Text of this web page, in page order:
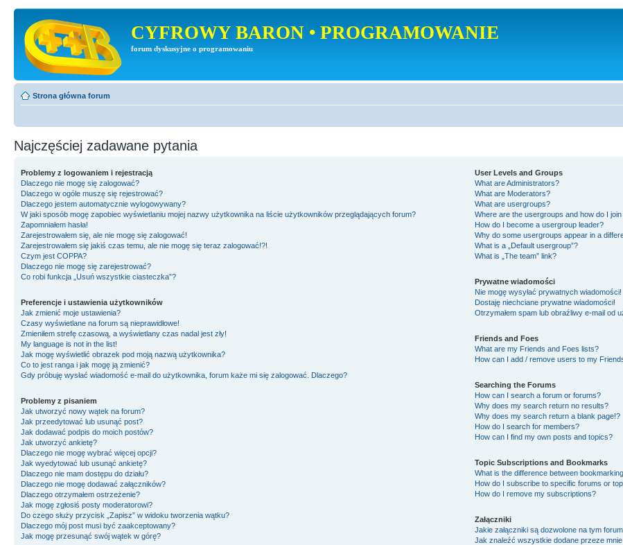
CYFROWY BARON • PROGRAMOWANIE
forum dyskusyjne o programowaniu
Strona główna forum
Najczęściej zadawane pytania
Problemy z logowaniem i rejestracją
Dlaczego nie mogę się zalogować?
Dlaczego w ogóle muszę się rejestrować?
Dlaczego jestem automatycznie wylogowywany?
W jaki sposób mogę zapobiec wyświetlaniu mojej nazwy użytkownika na liście użytkowników przeglądających forum?
Zapomniałem hasła!
Zarejestrowałem się, ale nie mogę się zalogować!
Zarejestrowałem się jakiś czas temu, ale nie mogę się teraz zalogować!?!
Czym jest COPPA?
Dlaczego nie mogę się zarejestrować?
Co robi funkcja „Usuń wszystkie ciasteczka”?
Preferencje i ustawienia użytkowników
Jak zmienić moje ustawienia?
Czasy wyświetlane na forum są nieprawidłowe!
Zmieniłem strefę czasową, a wyświetlany czas nadal jest zły!
My language is not in the list!
Jak mogę wyświetlić obrazek pod moją nazwą użytkownika?
Co to jest ranga i jak mogę ją zmienić?
Gdy próbuję wysłać wiadomość e-mail do użytkownika, forum każe mi się zalogować. Dlaczego?
Problemy z pisaniem
Jak utworzyć nowy wątek na forum?
Jak przeedytować lub usunąć post?
Jak dodawać podpis do moich postów?
Jak utworzyć ankietę?
Dlaczego nie mogę wybrać więcej opcji?
Jak wyedytować lub usunąć ankietę?
Dlaczego nie mam dostępu do działu?
Dlaczego nie mogę dodawać załączników?
Dlaczego otrzymałem ostrzeżenie?
Jak mogę zgłosiś posty moderatorowi?
Do czego służy przycisk „Zapisz” w widoku tworzenia wątku?
Dlaczego mój post musi być zaakceptowany?
Jak mogę przesunąć swój wątek w górę?
User Levels and Groups
What are Administrators?
What are Moderators?
What are usergroups?
Where are the usergroups and how do I join
How do I become a usergroup leader?
Why do some usergroups appear in a
What is a „Default usergroup”?
What is „The team” link?
Prywatne wiadomości
Nie mogę wysyłać prywatnych wiadomości!
Dostaję niechciane prywatne wiadomości!
Otrzymałem spam lub obraźliwy e-mail od
Friends and Foes
What are my Friends and Foes lists?
How can I add / remove users to my
Searching the Forums
How can I search a forum or forums?
Why does my search return no results?
Why does my search return a blank page!?
How do I search for members?
How can I find my own posts and topics?
Topic Subscriptions and Bookmarks
What is the difference between
How do I subscribe to specific forums or
How do I remove my subscriptions?
Załączniki
Jakie załączniki są dozwolone na tym
Jak znaleźć wszystkie dodane przeze mnie